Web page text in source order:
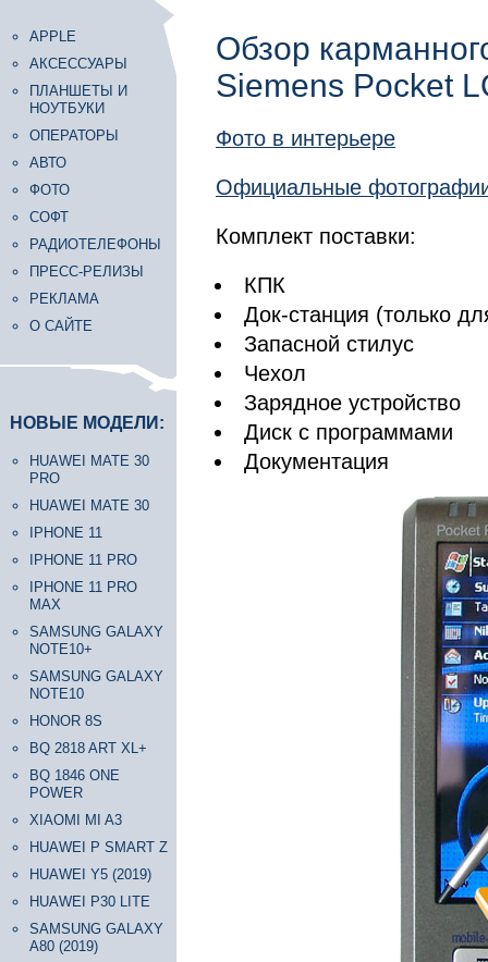
APPLE
АКСЕССУАРЫ
ПЛАНШЕТЫ И
НОУТБУКИ
ОПЕРАТОРЫ
АВТО
ФОТО
СОФТ
РАДИОТЕЛЕФОНЫ
ПРЕСС-РЕЛИЗЫ
РЕКЛАМА
О САЙТЕ
НОВЫЕ МОДЕЛИ:
HUAWEI MATE 30
PRO
HUAWEI MATE 30
IPHONE 11
IPHONE 11 PRO
IPHONE 11 PRO
MAX
SAMSUNG GALAXY
NOTE10+
SAMSUNG GALAXY
NOTE10
HONOR 8S
BQ 2818 ART XL+
BQ 1846 ONE
POWER
XIAOMI MI A3
HUAWEI P SMART Z
HUAWEI Y5 (2019)
HUAWEI P30 LITE
SAMSUNG GALAXY
A80 (2019)
Обзор
Siemens Pocket
Фото в интерьере
Официальные
Комплект поставки:
КПК
Док-станция (только
Запасной стилус
Чехол
Зарядное устройство
Диск с программами
Документация